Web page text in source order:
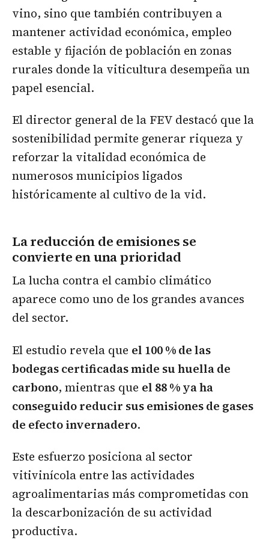
vino, sino que también contribuyen a
mantener actividad económica, empleo
estable y fijación de población en zonas
rurales donde la viticultura desempeña un
papel esencial.
El director general de la FEV destacó que la
sostenibilidad permite generar riqueza y
reforzar la vitalidad económica de
numerosos municipios ligados
históricamente al cultivo de la vid.
La reducción de emisiones se
convierte en una prioridad
La lucha contra el cambio climático
aparece como uno de los grandes avances
del sector.
El estudio revela que el 100 % de las
bodegas certificadas mide su huella de
carbono, mientras que el 88 % ya ha
conseguido reducir sus emisiones de gases
de efecto invernadero.
Este esfuerzo posiciona al sector
vitivinícola entre las actividades
agroalimentarias más comprometidas con
la descarbonización de su actividad
productiva.